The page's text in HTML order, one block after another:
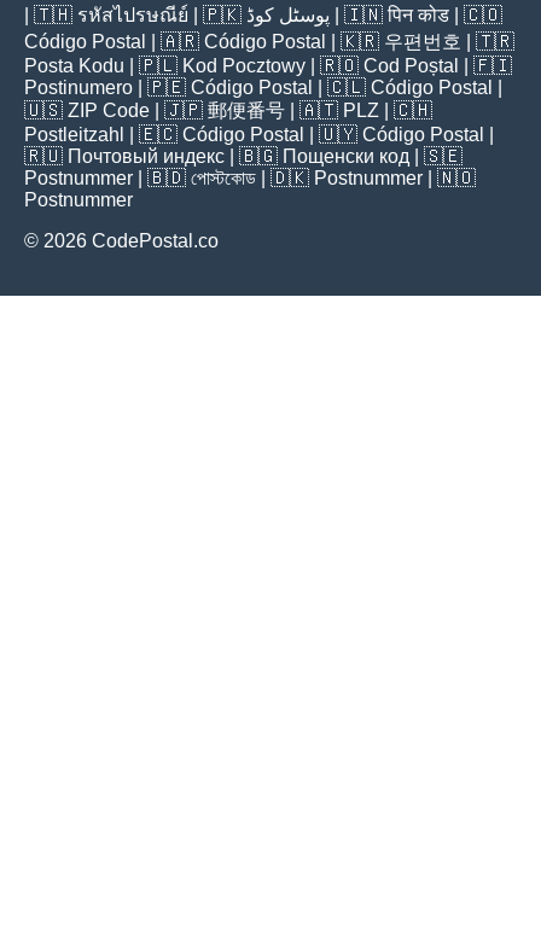
| 🇹🇭 รหัสไปรษณีย์ | 🇵🇰 پوسٹل کوڈ | 🇮🇳पिन कोड | 🇨🇴
Código Postal
| 🇦🇷 Código Postal | 🇰🇷 우편번호
| 🇹🇷
Posta Kodu | 🇵🇱 Kod Pocztowy | 🇷🇴 Cod Poștal
| 🇫🇮
Postinumero | 🇵🇪 Código Postal | 🇨🇱 Código Postal
🇺🇸 ZIP Code | 🇯🇵 郵便番号 | 🇦🇹 PLZ | 🇨🇭
Postleitzahl
| 🇪🇨 Código Postal | 🇺🇾 Código Postal
🇷🇺 Почтовый индекс | 🇧🇬 Пощенски код | 🇸🇪
Postnummer | 🇧🇩 পোস্টকোড | 🇩🇰 Postnummer | 🇳🇴
Postnummer
© 2026 CodePostal.co